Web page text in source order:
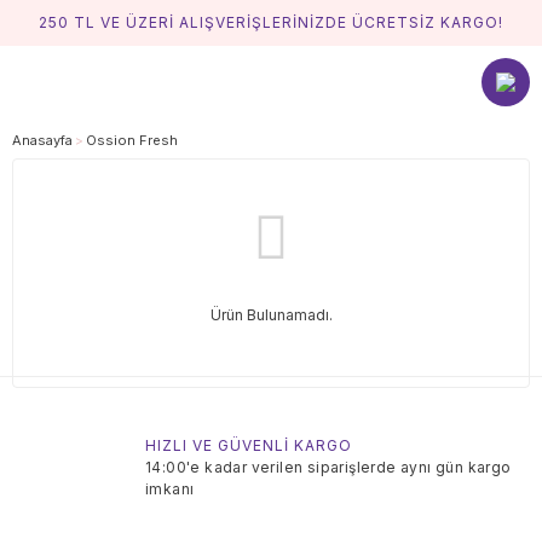
250 TL VE ÜZERİ ALIŞVERİŞLERİNİZDE ÜCRETSİZ KARGO!
Anasayfa Ossion Fresh
Ürün Bulunamadı.
HIZLI VE GÜVENLİ KARGO
14:00'e kadar verilen siparişlerde aynı gün kargo
imkanı